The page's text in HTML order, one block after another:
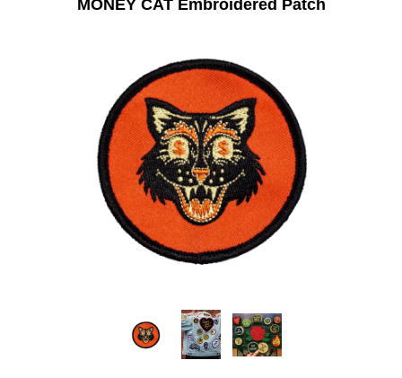
MONEY CAT Embroidered Patch